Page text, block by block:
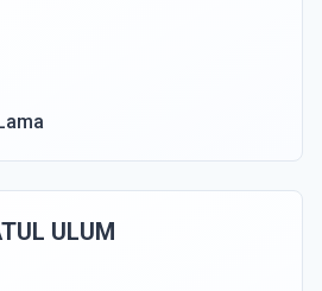
ULUM